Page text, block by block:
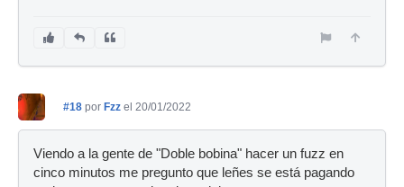
#18 por Fzz el 20/01/2022
Viendo a la gente de "Doble bobina" hacer un fuzz en
cinco minutos me pregunto que leñes se está pagando